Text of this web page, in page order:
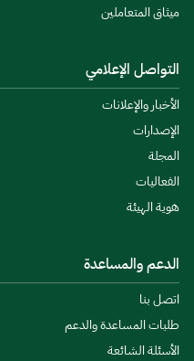
ميثاق المتعاملين
التواصل الإعلامي
الأخبار والإعلانات
الإصدارات
المجلة
الفعاليات
هوية الهيئة
الدعم والمساعدة
اتصل بنا
طلبات المساعدة والدعم
الأسئلة الشائعة